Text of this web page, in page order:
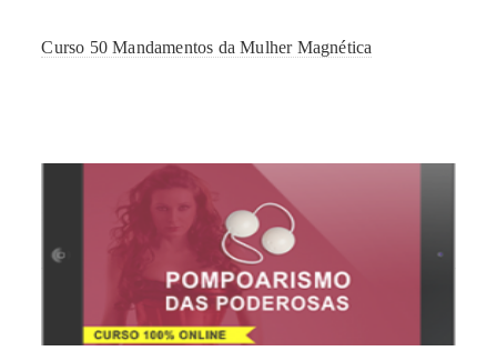
Curso 50 Mandamentos da Mulher Magnética